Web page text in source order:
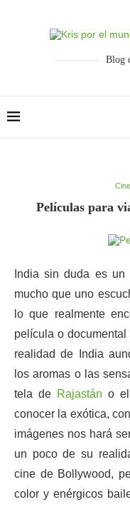
Blog
Películas para
India sin duda es
mucho que uno
lo que realmente
película o
realidad de India
los aromas o las
tela de Rajastán o
conocer la exótica,
imágenes nos hará
un poco de su
cine de Bollywood,
color y enérgicos